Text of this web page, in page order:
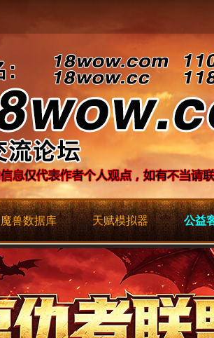
魔兽数据库 天赋模拟器 公益